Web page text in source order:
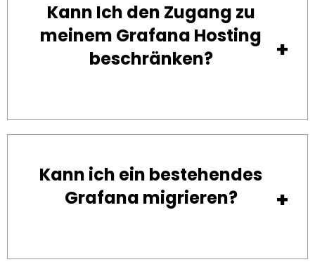
Kann Ich den Zugang zu
meinem Grafana Hosting
beschränken?
Kann ich ein bestehendes
Grafana migrieren?